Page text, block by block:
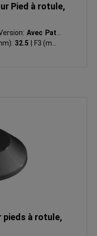
Pied à rotule,
Avec Patin
32.5
F3 (mm):
pieds à rotule,